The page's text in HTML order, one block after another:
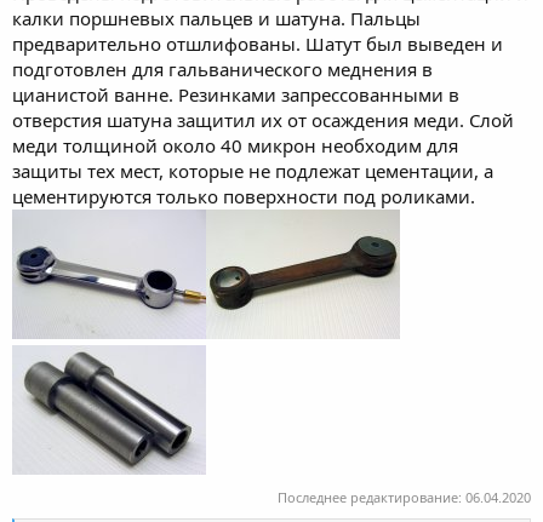
калки поршневых пальцев и шатуна. Пальцы
предварительно отшлифованы. Шатут был выведен и
подготовлен для гальванического меднения в
цианистой ванне. Резинками запрессованными в
отверстия шатуна защитил их от осаждения меди. Слой
меди толщиной около 40 микрон необходим для
защиты тех мест, которые не подлежат цементации, а
цементируются только поверхности под роликами.
Последнее редактирование: 06.04.2020